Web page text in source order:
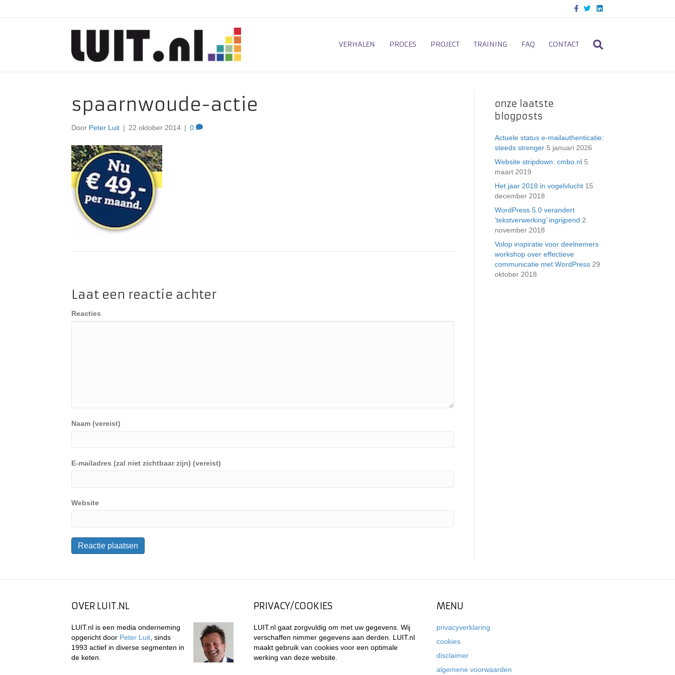
c
o
o
T
i
e
L
n
d
VERHALEN PROCES PROJECT TRAINING FAQ CONTACT
spaarnwoude-actie
Door Peter Luit | 22 oktober 2014 | 0
Laat een reactie achter
Reacties
Naam (vereist)
E-mailadres (zal niet zichtbaar zijn) (vereist)
Website
onze laatste
blogposts
Actuele status e-mailauthenticatie:
steeds strenger 5 januari 2026
Website stripdown: cmbo.nl 5
maart 2019
Het jaar 2018 in vogelvlucht 15
december 2018
WordPress 5.0 verandert
’tekstverwerking’ ingrijpend 2
november 2018
Volop inspiratie voor deelnemers
workshop over effectieve
communicatie met WordPress 29
oktober 2018
OVER LUIT.NL
LUIT.nl is een media onderneming
opgericht door Peter Luit , sinds
1993 actief in diverse segmenten in
de keten.
PRIVACY/COOKIES
LUIT.nl gaat zorgvuldig om met uw gegevens. Wij
verschaffen nimmer gegevens aan derden. LUIT.nl
maakt gebruik van cookies voor een optimale
werking van deze website.
MENU
privacyverklaring
cookies
disclaimer
algemene voorwaarden